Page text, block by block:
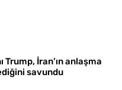
Trump, İran’ın anlaşma
savundu